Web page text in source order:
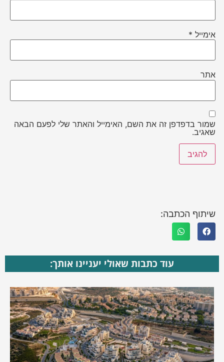
אימייל *
אתר
שמור בדפדפן זה את השם, האימייל והאתר שלי לפעם הבאה
שאגיב.
שיתוף הכתבה:
עוד כתבות שאולי יעניינו אותך: